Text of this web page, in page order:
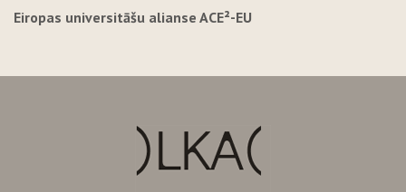
Eiropas universitāšu alianse ACE²-EU